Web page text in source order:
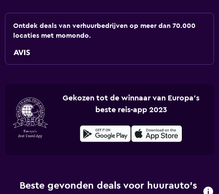
Ontdek deals van verhuurbedrijven op meer dan 70.000
locaties met momondo.
Gekozen tot de winnaar van Europa's
beste reis-app 2023
Beste gevonden deals voor huurauto's